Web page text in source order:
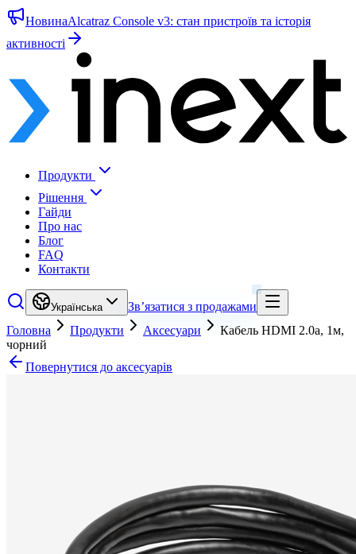
НовинаAlcatraz Console v3: стан пристроїв та історія
активності
Продукти
Рішення
Гайди
Про нас
Блог
FAQ
Контакти
Українська
Зв’язатися з продажами
Головна
Продукти Аксесуари
Кабель HDMI 2.0a, 1м,
чорний
Повернутися до аксесуарів